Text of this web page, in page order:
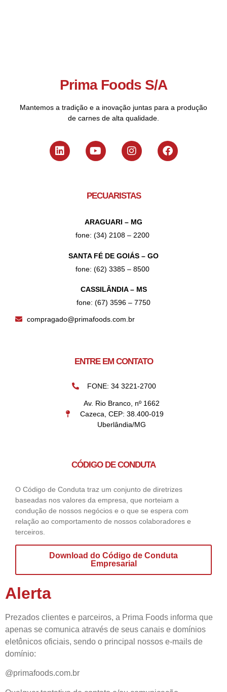
Prima Foods S/A
Mantemos a tradição e a inovação juntas para a produção
de carnes de alta qualidade.
PECUARISTAS
ARAGUARI – MG
fone: (34) 2108 – 2200
SANTA FÉ DE GOIÁS – GO
fone: (62) 3385 – 8500
CASSILÂNDIA – MS
fone: (67) 3596 – 7750
compragado@primafoods.com.br
ENTRE EM CONTATO
FONE: 34 3221-2700
Av. Rio Branco, nº 1662
Cazeca, CEP: 38.400-019
Uberlândia/MG
CÓDIGO DE CONDUTA
O Código de Conduta traz um conjunto de diretrizes
baseadas nos valores da empresa, que norteiam a
condução de nossos negócios e o que se espera com
relação ao comportamento de nossos colaboradores e
terceiros.
Download do Código de Conduta
Empresarial
Alerta
Prezados clientes e parceiros, a Prima Foods informa que
apenas se comunica através de seus canais e domínios
eletônicos oficiais, sendo o principal nossos e-mails de
domínio:
@primafoods.com.br